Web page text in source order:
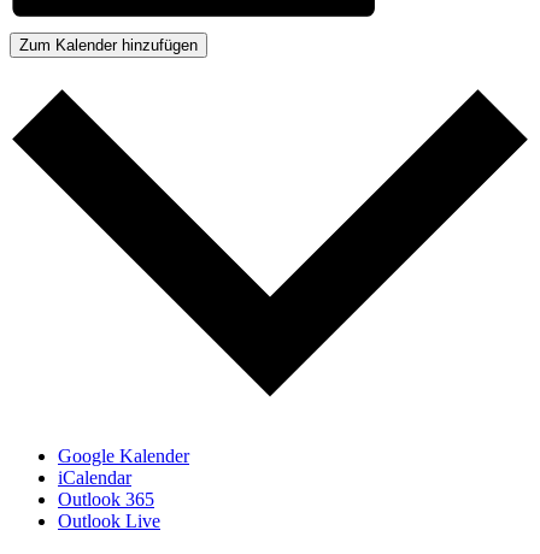
Zum Kalender hinzufügen
Google Kalender
iCalendar
Outlook 365
Outlook Live